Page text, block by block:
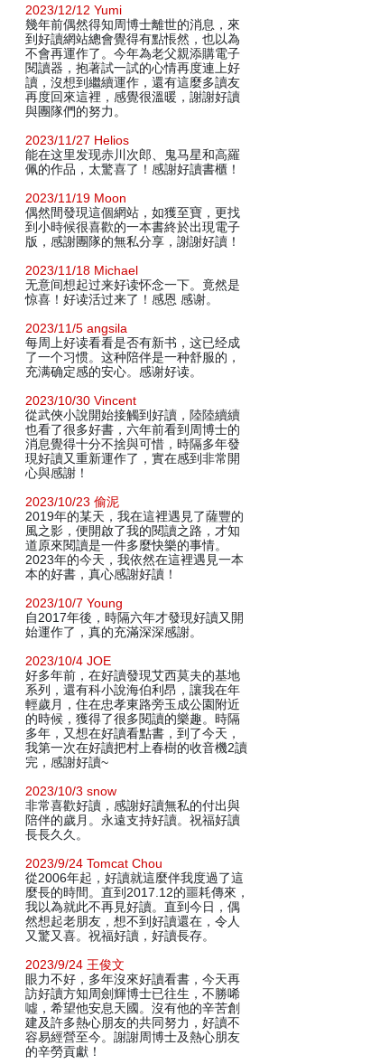
2023/12/12 Yumi
幾年前偶然得知周博士離世的消息，來
到好讀網站總會覺得有點悵然，也以為
不會再運作了。今年為老父親添購電子
閱讀器，抱著試一試的心情再度連上好
讀，沒想到繼續運作，還有這麼多讀友
再度回來這裡，感覺很溫暖，謝謝好讀
與團隊們的努力。
2023/11/27 Helios
能在这里发现赤川次郎、鬼马星和高羅
佩的作品，太驚喜了！感謝好讀書櫃！
2023/11/19 Moon
偶然間發現這個網站，如獲至寶，更找
到小時候很喜歡的一本書終於出現電子
版，感謝團隊的無私分享，謝謝好讀！
2023/11/18 Michael
无意间想起过来好读怀念一下。竟然是
惊喜！好读活过来了！感恩 感谢。
2023/11/5 angsila
每周上好读看看是否有新书，这已经成
了一个习惯。这种陪伴是一种舒服的，
充满确定感的安心。感谢好读。
2023/10/30 Vincent
從武俠小說開始接觸到好讀，陸陸續續
也看了很多好書，六年前看到周博士的
消息覺得十分不捨與可惜，時隔多年發
現好讀又重新運作了，實在感到非常開
心與感謝！
2023/10/23 偷泥
2019年的某天，我在這裡遇見了薩豐的
風之影，便開啟了我的閱讀之路，才知
道原來閱讀是一件多麼快樂的事情。
2023年的今天，我依然在這裡遇見一本
本的好書，真心感謝好讀！
2023/10/7 Young
自2017年後，時隔六年才發現好讀又開
始運作了，真的充滿深深感謝。
2023/10/4 JOE
好多年前，在好讀發現艾西莫夫的基地
系列，還有科小說海伯利昂，讓我在年
輕歲月，住在忠孝東路旁玉成公園附近
的時候，獲得了很多閱讀的樂趣。時隔
多年，又想在好讀看點書，到了今天，
我第一次在好讀把村上春樹的收音機2讀
完，感謝好讀~
2023/10/3 snow
非常喜歡好讀，感謝好讀無私的付出與
陪伴的歲月。永遠支持好讀。祝福好讀
長長久久。
2023/9/24 Tomcat Chou
從2006年起，好讀就這麼伴我度過了這
麼長的時間。直到2017.12的噩耗傳來，
我以為就此不再見好讀。直到今日，偶
然想起老朋友，想不到好讀還在，令人
又驚又喜。祝福好讀，好讀長存。
2023/9/24 王俊文
眼力不好，多年沒來好讀看書，今天再
訪好讀方知周劍輝博士已往生，不勝唏
噓，希望他安息天國。沒有他的辛苦創
建及許多熱心朋友的共同努力，好讀不
容易經營至今。謝謝周博士及熱心朋友
的辛勞貢獻！